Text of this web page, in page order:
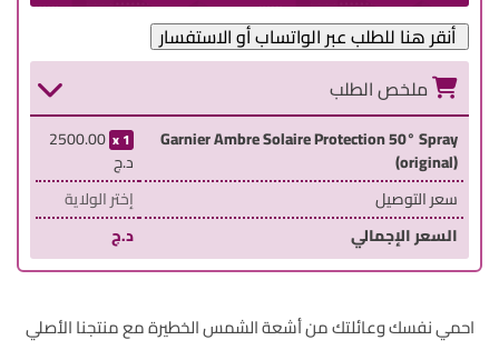
أنقر هنا للطلب عبر الواتساب أو الاستفسار
ملخص الطلب
Garnier Ambre Solaire Protection 50° Spray
(original)
1
2500.00
د.ج
سعر التوصيل
إختر الولاية
السعر الإجمالي
د.ج
احمي نفسك وعائلتك من أشعة الشمس الخطيرة مع منتجنا الأصلي